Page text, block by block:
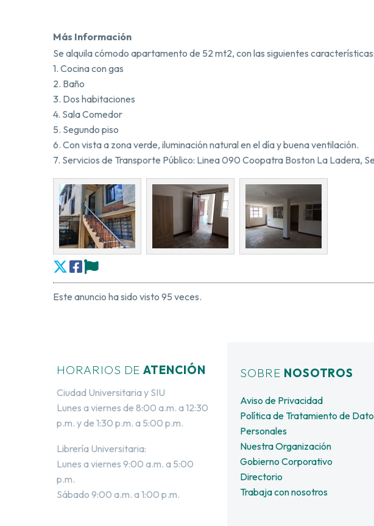
Más Información
Se alquila cómodo apartamento de 52 mt2, con las siguientes características:
1. Cocina con gas
2. Baño
3. Dos habitaciones
4. Sala Comedor
5. Segundo piso
6. Con vista a zona verde, iluminación natural en el día y buena ventilación.
7. Servicios de Transporte Público: Linea 090 Coopatra Boston La Ladera,
Este anuncio ha sido visto 95 veces.
HORARIOS DEATENCIÓN
Ciudad Universitaria y SIU
Lunes a viernes de 8:00 a.m. a 12:30
p.m. y de 1:30 p.m. a 5:00 p.m.
Librería Universitaria:
Lunes a viernes 9:00 a.m. a 5:00
p.m.
Sábado 9:00 a.m. a 1:00 p.m.
SOBRE NOSOTROS
Aviso de Privacidad
Política de Tratamiento de
Personales
Nuestra Organización
Gobierno Corporativo
Directorio
Trabaja con nosotros